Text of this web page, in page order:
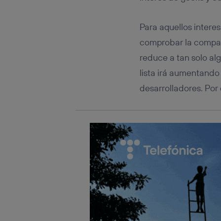
Para aquellos
comprobar la
reduce a tan solo
lista irá
desarrolladores.
Si
Puedes